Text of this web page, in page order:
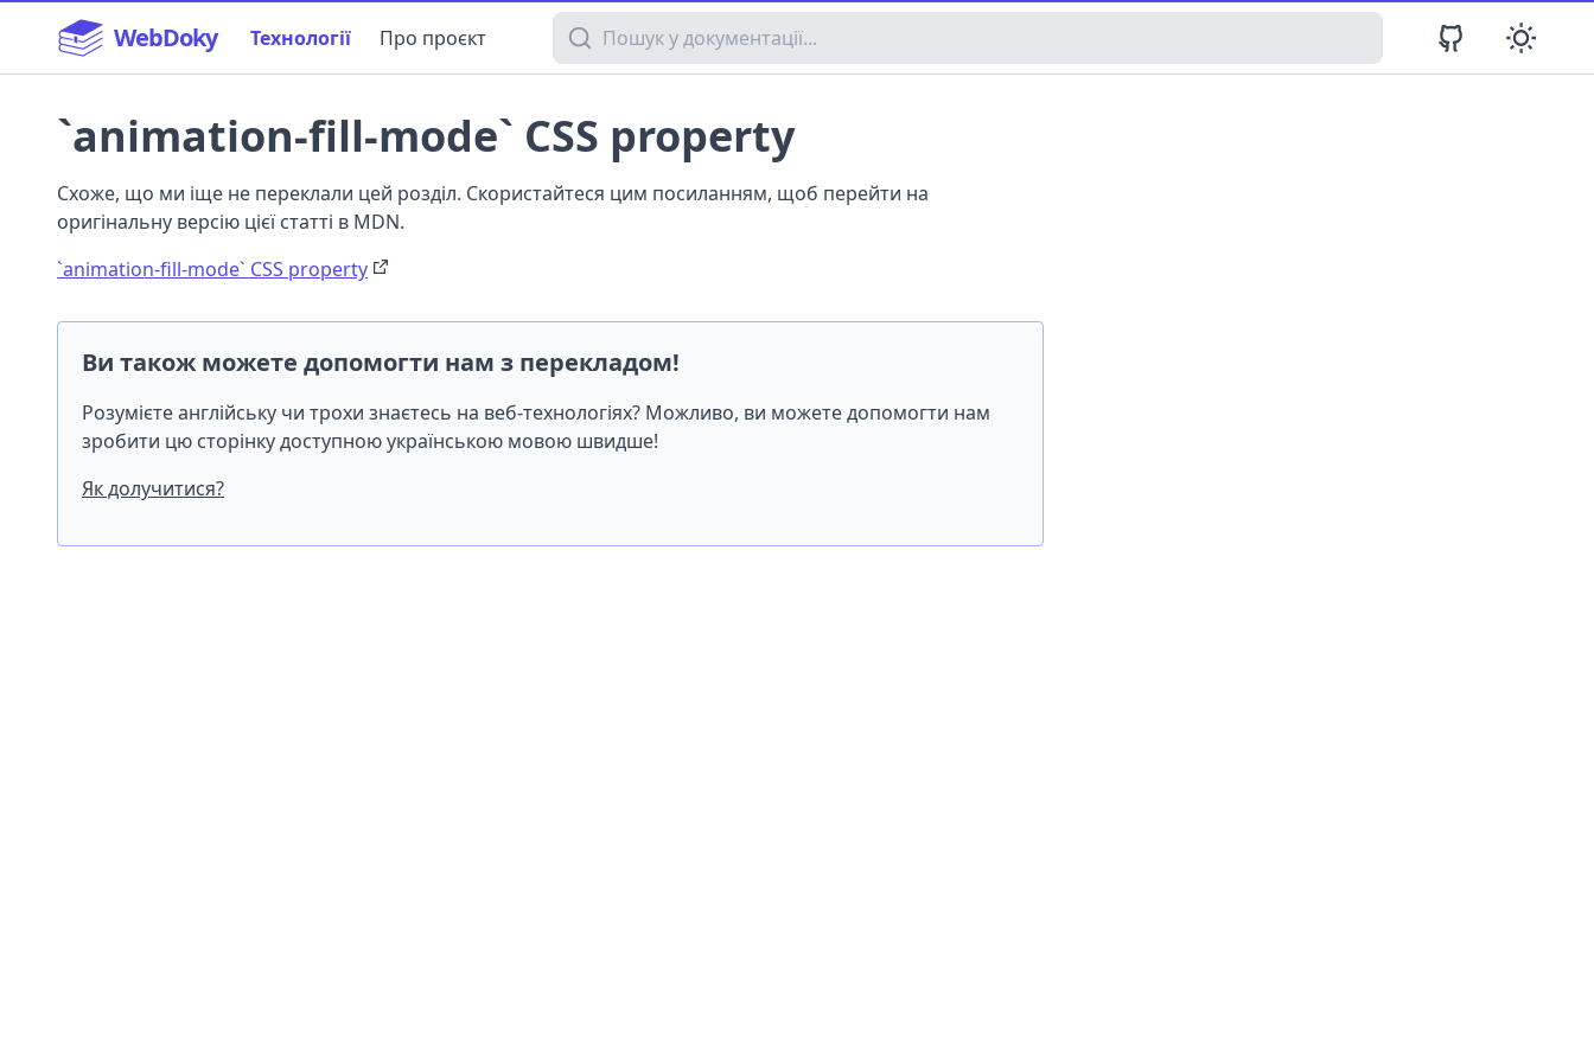
WebDoky Технології Про проєкт Пошук у документації
`animation-fill-mode` CSS property
Схоже, що ми іще не переклали цей розділ. Скористайтеся цим посиланням, щоб перейти на
оригінальну версію цієї статті в MDN.
`animation-fill-mode` CSS property
Ви також можете допомогти нам з перекладом!
Розумієте англійську чи трохи знаєтесь на веб-технологіях? Можливо, ви можете допомогти нам
зробити цю сторінку доступною українською мовою швидше!
Як долучитися?